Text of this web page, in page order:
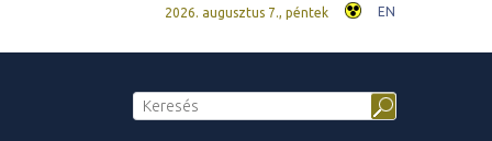
2026. augusztus 7., péntek EN